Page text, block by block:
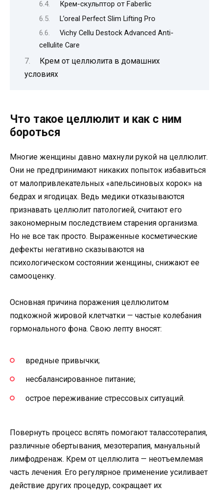
Крем-скульптор от Faberlic
L’oreal Perfect Slim Lifting Pro
Vichy Cellu Destock Advanced Anti-
cellulite Care
Крем от целлюлита в домашних
условиях
Что такое целлюлит и как с ним
бороться
Многие женщины давно махнули рукой на целлюлит.
Они не предпринимают никаких попыток избавиться
от малопривлекательных «апельсиновых корок» на
бедрах и ягодицах. Ведь медики отказываются
признавать целлюлит патологией, считают его
закономерным последствием старения организма.
Но не все так просто. Выраженные косметические
дефекты негативно сказываются на
психологическом состоянии женщины, снижают ее
самооценку.
Основная причина поражения целлюлитом
подкожной жировой клетчатки — частые колебания
гормонального фона. Свою лепту вносят:
вредные привычки;
несбалансированное питание;
острое переживание стрессовых ситуаций.
Повернуть процесс вспять помогают талассотерапия,
различные обертывания, мезотерапия, мануальный
лимфодренаж. Крем от целлюлита — неотъемлемая
часть лечения. Его регулярное применение усиливает
действие других процедур, сокращает их